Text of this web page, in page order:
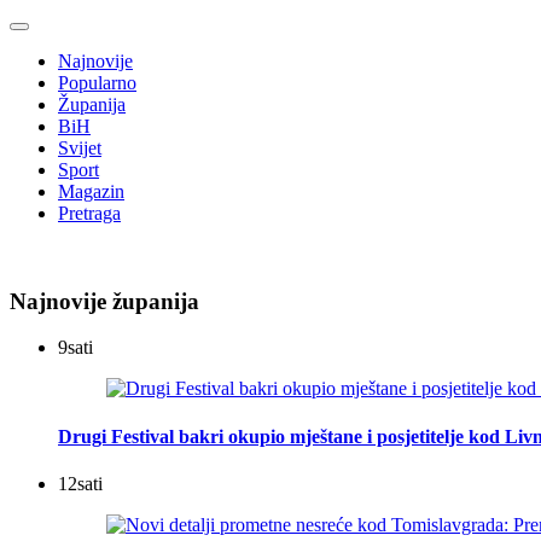
Najnovije
Popularno
Županija
BiH
Svijet
Sport
Magazin
Pretraga
Najnovije županija
9sati
Drugi Festival bakri okupio mještane i posjetitelje kod
12sati